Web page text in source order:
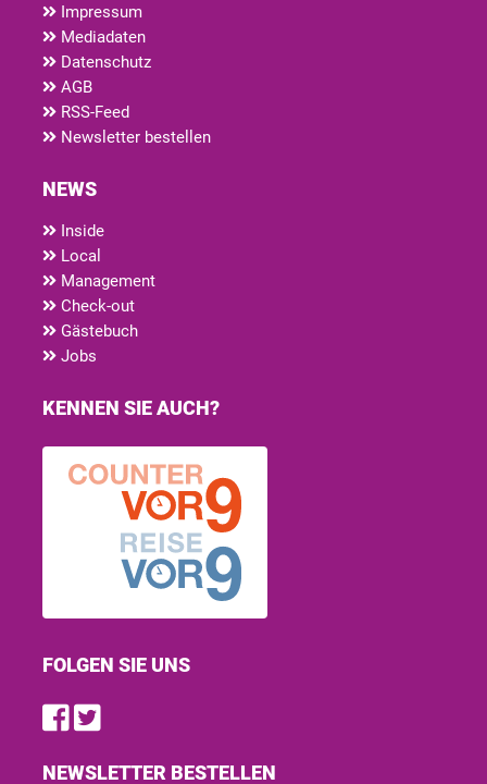
Impressum
Mediadaten
Datenschutz
AGB
RSS-Feed
Newsletter bestellen
NEWS
Inside
Local
Management
Check-out
Gästebuch
Jobs
KENNEN SIE AUCH?
FOLGEN SIE UNS
Find us on Facebook
Follow us on Twitter
NEWSLETTER BESTELLEN